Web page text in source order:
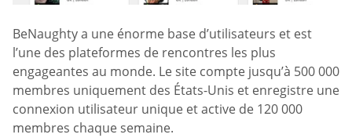
BeNaughty a une énorme base d’utilisateurs et est
l’une des plateformes de rencontres les plus
engageantes au monde. Le site compte jusqu’à 500 000
membres uniquement des États-Unis et enregistre une
connexion utilisateur unique et active de 120 000
membres chaque semaine.